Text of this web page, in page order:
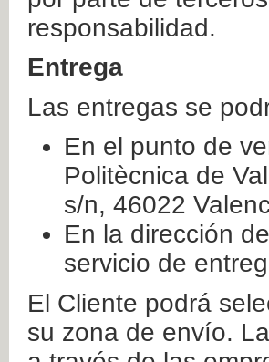
responsabilidad.
Entrega
Las entregas se
En el punto de
Politècnica de
s/n, 46022
En la dirección
servicio de
El Cliente podrá
su zona de envío.